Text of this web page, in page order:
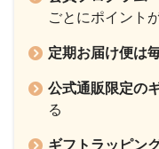
ごとにポイント
定期お届け便は
公式通販限定の
る
ギフトラッピン